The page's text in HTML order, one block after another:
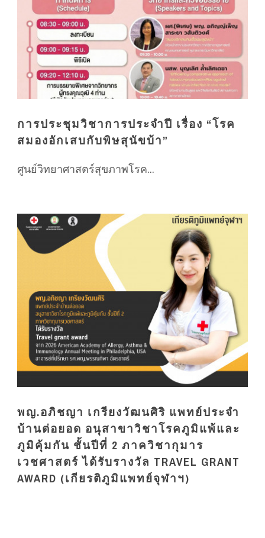
การประชุมวิชาการประจำปี เรื่อง “โรค
สมองอักเสบกับพิษสุนัขบ้า”
ศูนย์วิทยาศาสตร์สุขภาพโรค...
พญ.อภิชญา เกรียงวัฒนศิริ แพทย์ประจำ
บ้านต่อยอด อนุสาขาวิชาโรคภูมิแพ้และ
ภูมิคุ้มกัน ชั้นปีที่ 2 ภาควิชากุมาร
เวชศาสตร์ ได้รับรางวัล TRAVEL GRANT
AWARD (เกียรติภูมิแพทย์จุฬาฯ)